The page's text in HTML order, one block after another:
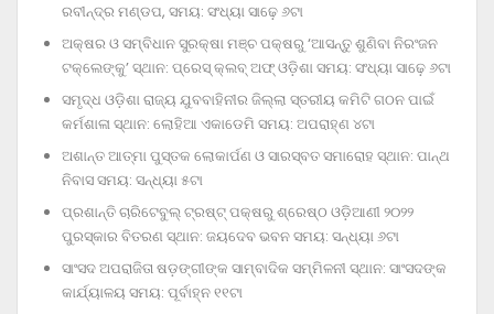
ରବୀନ୍ଦ୍ର ମଣ୍ଡପ, ସମୟ: ସଂଧ୍ୟା ସାଢ଼େ ୬ଟା
ଅକ୍ଷର ଓ ସମ୍ବିଧାନ ସୁରକ୍ଷା ମଞ୍ଚ ପକ୍ଷରୁ ‘ଆସନ୍ତୁ ଶୁଣିବା ନିରଂଜନ
ଟକ୍‌ଲେଙ୍କୁ’ ସ୍ଥାନ: ପ୍ରେସ୍‌ କ୍ଲବ୍‌ ଅଫ୍‌ ଓଡ଼ିଶା ସମୟ: ସଂଧ୍ୟା ସାଢ଼େ ୬ଟା
ସମୃଦ୍ଧ ଓଡ଼ିଶା ରାଜ୍ୟ ଯୁବବାହିନୀର ଜିଲ୍ଲା ସ୍ତରୀୟ କମିଟି ଗଠନ ପାଇଁ
କର୍ମଶାଳା ସ୍ଥାନ: ଲୋହିଆ ଏକାଡେମି ସମୟ: ଅପରାହ୍‌ଣ ୪ଟା
ଅଶାନ୍ତ ଆତ୍ମା ପୁସ୍ତକ ଲୋକାର୍ପଣ ଓ ସାରସ୍ବତ ସମାରୋହ ସ୍ଥାନ: ପାନ୍ଥ
ନିବାସ ସମୟ: ସନ୍ଧ୍ୟା ୫ଟା
ପ୍ରଶାନ୍ତି ଚାରିଟେବୁଲ୍‌ ଟ୍ରଷ୍ଟ୍‌ ପକ୍ଷରୁ ଶ୍ରେଷ୍ଠ ଓଡ଼ିଆଣୀ ୨୦୨୨
ପୁରସ୍କାର ବିତରଣ ସ୍ଥାନ: ଜୟଦେବ ଭବନ ସମୟ: ସନ୍ଧ୍ୟା ୬ଟା
ସାଂସଦ ଅପରାଜିତା ଷଡ଼ଙ୍ଗୀଙ୍କ ସାମ୍ବାଦିକ ସମ୍ମିଳନୀ ସ୍ଥାନ: ସାଂସଦଙ୍କ
କାର୍ଯ୍ୟାଳୟ ସମୟ: ପୂର୍ବାହ୍ନ ୧୧ଟା